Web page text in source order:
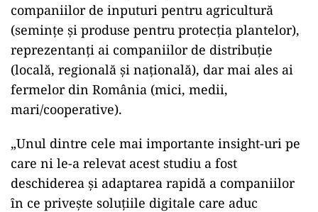
companiilor de inputuri pentru agricultură
(seminţe și produse pentru protecţia plantelor),
reprezentanţi ai companiilor de distribuţie
(locală, regională şi naţională), dar mai ales ai
fermelor din România (mici, medii,
mari/cooperative).
„Unul dintre cele mai importante insight-uri pe
care ni le-a relevat acest studiu a fost
deschiderea și adaptarea rapidă a companiilor
ȋn ce priveşte soluţiile digitale care aduc